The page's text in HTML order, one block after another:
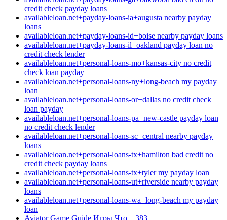
credit check payday loans
availableloan.net+payday-loans-ia+augusta nearby payday
loans
availableloan.net+payday-loans-id+boise nearby payday loans
availableloan.net+payday-loans-il+oakland payday loan no
credit check lender
availableloan.net+personal-loans-mo+kansas-city no credit
check loan payday
availableloan.net+personal-loans-ny+long-beach my payday
loan
availableloan.net+personal-loans-or+dallas no credit check
loan payday
availableloan.net+personal-loans-pa+new-castle payday loan
no credit check lender
availableloan.net+personal-loans-sc+central nearby payday
loans
availableloan.net+personal-loans-tx+hamilton bad credit no
credit check payday loans
availableloan.net+personal-loans-tx+tyler my payday loan
availableloan.net+personal-loans-ut+riverside nearby payday
loans
availableloan.net+personal-loans-wa+long-beach my payday
loan
Aviator Game Guide Игры Что – 383